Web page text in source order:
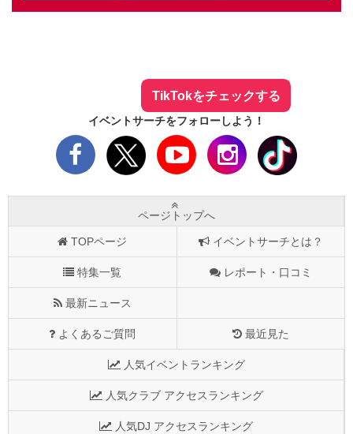
TikTokをチェックする
イベントサーチをフォローしよう！
ページトップへ
TOPページ イベントサーチとは？
特集一覧 レポート・口コミ
最新ニュース
よくあるご質問 最近見た
人気イベントランキング
人気クラブ アクセスランキング
人気DJ アクセスランキング